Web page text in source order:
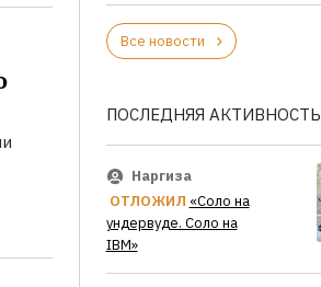
Все новости
ПОСЛЕДНЯЯ АКТИВНОСТЬ
Наргиза
ОТЛОЖИЛ «Соло на
ундервуде. Соло на
IBM»